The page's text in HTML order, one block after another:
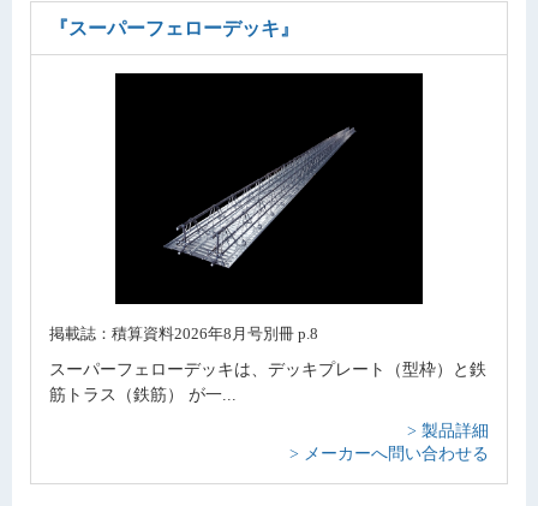
『スーパーフェローデッキ』
掲載誌：積算資料2026年8月号別冊 p.8
スーパーフェローデッキは、デッキプレート（型枠）と鉄
筋トラス（鉄筋） が一...
> 製品詳細
> メーカーへ問い合わせる